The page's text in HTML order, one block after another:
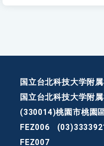
国立台北科技大学附
国立台北科技大学附
(330014)桃園市桃園
FEZ006
FEZ007